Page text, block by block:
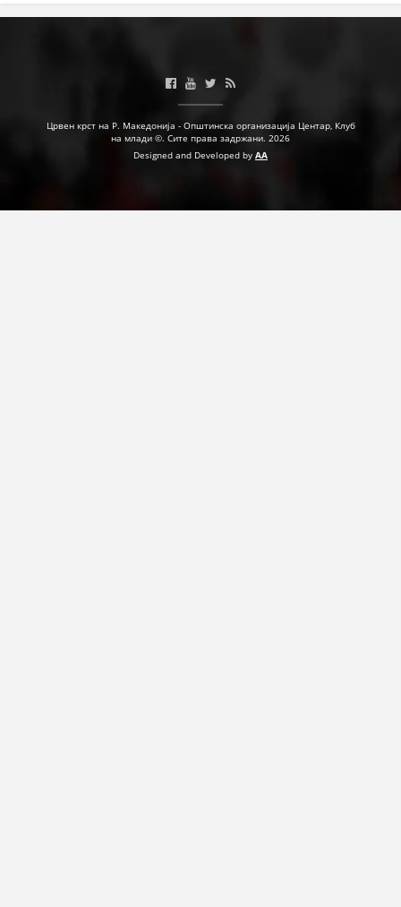
Црвен крст на Р. Македонија - Општинска организација Центар, Клуб
на млади ©. Сите права задржани. 2026
Designed and Developed by AA